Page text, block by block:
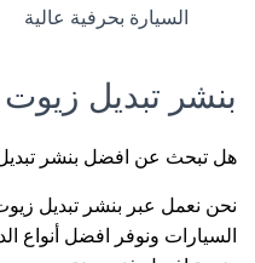
السيارة بحرفية عالية
بنشر تبديل
هل تبحث عن افضل بنشر
نحن نعمل عبر بنشر تبديل
السيارات ونوفر افضل أنواع